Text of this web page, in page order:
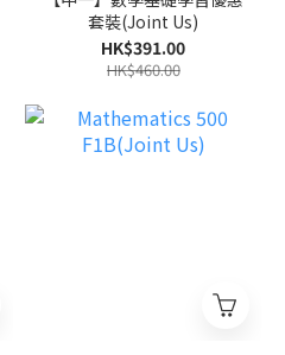
套裝(Joint Us)
HK$391.00
HK$460.00